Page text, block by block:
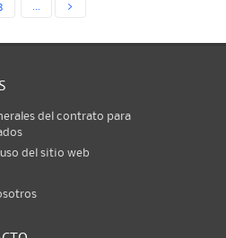
>
del contrato para
del sitio web